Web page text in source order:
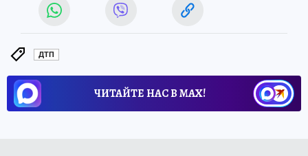
ДТП
ЧИТАЙТЕ НАС В МАХ!